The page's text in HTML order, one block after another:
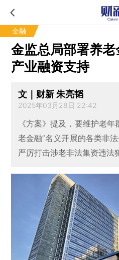
金融
金监总局部署养
产业融资支持
文｜财新 朱亮韬
2025年03月28日 22:42
《方案》提及，要维护老
老金融”名义开展的各类非
严厉打击涉老非法集资违法